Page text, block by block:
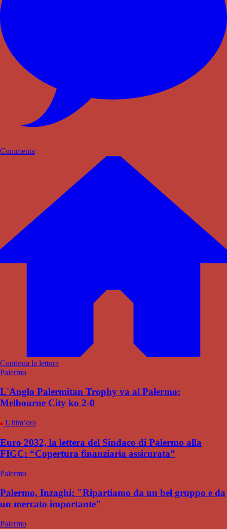
Commenta
Continua la lettura
Palermo
L'Anglo Palermitan Trophy va al Palermo:
Melbourne City ko 2-0
Ultim’ora
Euro 2032, la lettera del Sindaco di Palermo alla
FIGC: “Copertura finanziaria assicurata”
Palermo
Palermo, Inzaghi: "Ripartiamo da un bel gruppo e da
un mercato importante"
Palermo